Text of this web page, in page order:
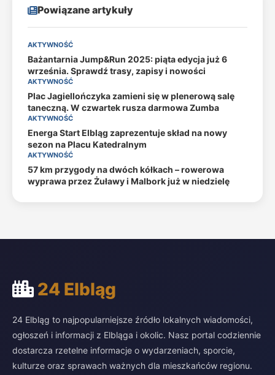
Powiązane artykuły
AKTYWNOŚĆ
Bażantarnia Jump&Run 2025: piąta edycja już 6
września. Sprawdź trasy, zapisy i nowości
AKTYWNOŚĆ
Plac Jagiellończyka zamieni się w plenerową salę
taneczną. W czwartek rusza darmowa Zumba
AKTYWNOŚĆ
Energa Start Elbląg zaprezentuje skład na nowy
sezon na Placu Katedralnym
AKTYWNOŚĆ
57 km przygody na dwóch kółkach – rowerowa
wyprawa przez Żuławy i Malbork już w niedzielę
24 Elbląg
24 Elbląg to najpopularniejsze źródło lokalnych wiadomości,
ogłoszeń i informacji z Elbląga i okolic. Nasz portal codziennie
dostarcza rzetelne informacje o wydarzeniach, sporcie,
kulturze oraz sprawach ważnych dla mieszkańców regionu.